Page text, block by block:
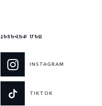
ՀԵՏԵՎԵՔ ՄԵԶ
INSTAGRAM
TIKTOK